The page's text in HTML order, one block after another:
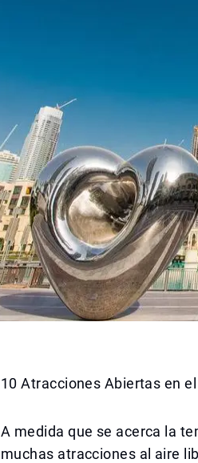
10 Atracciones Abiertas en
A medida que se acerca la
muchas atracciones al aire